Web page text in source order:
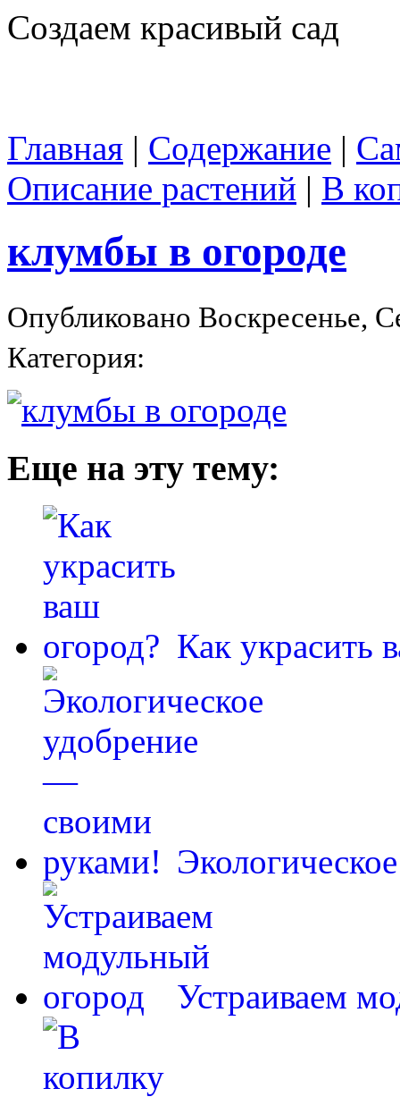
Создаем красивый сад
Главная | Содержание |
Описание растений | В
клумбы в огороде
Опубликовано Воскресенье,
Категория:
Еще на эту тему:
Как украсить
Устраиваем